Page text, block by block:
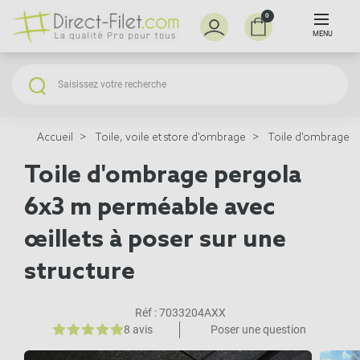
0
MENU
Accueil Toile, voile et store d'ombrage Toile d'ombrage
Toile d'ombrage pergola
6x3 m perméable avec
œillets à poser sur une
structure
Réf :7033204AXX
8 avis
Poser une question